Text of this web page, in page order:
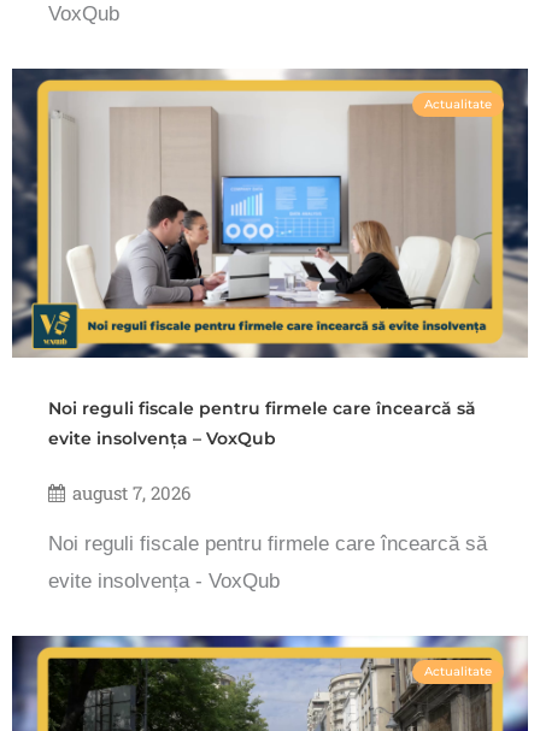
VoxQub
Actualitate
Noi reguli fiscale pentru firmele care încearcă să
evite insolvența – VoxQub
august 7, 2026
Noi reguli fiscale pentru firmele care încearcă să
evite insolvența - VoxQub
Actualitate